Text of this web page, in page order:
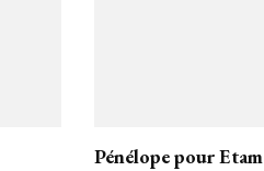
Pénélope pour Etam